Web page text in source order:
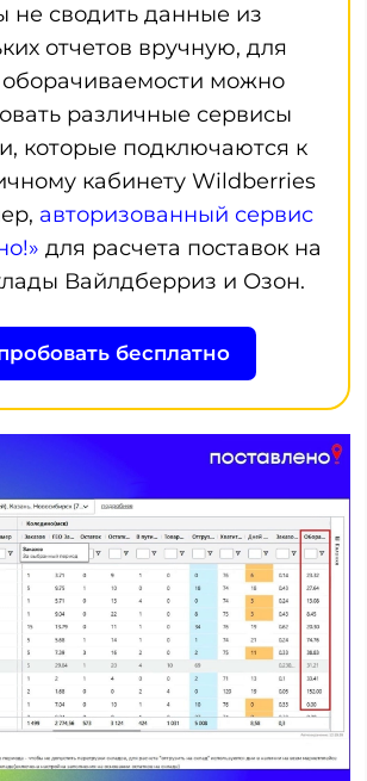
не сводить данные из
отчетов вручную, для
можно
различные сервисы
которые подключаются к
кабинету Wildberries
авторизованный сервис
для расчета поставок на
Вайлдберриз и Озон.
бесплатно